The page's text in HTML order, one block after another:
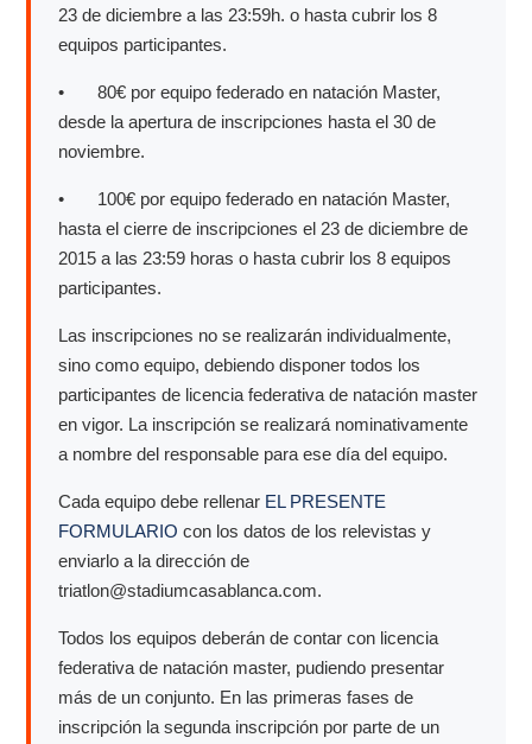
23 de diciembre a las 23:59h. o hasta cubrir los 8
equipos participantes.
• 80€ por equipo federado en natación Master,
desde la apertura de inscripciones hasta el 30 de
noviembre.
• 100€ por equipo federado en natación Master,
hasta el cierre de inscripciones el 23 de diciembre de
2015 a las 23:59 horas o hasta cubrir los 8 equipos
participantes.
Las inscripciones no se realizarán individualmente,
sino como equipo, debiendo disponer todos los
participantes de licencia federativa de natación master
en vigor. La inscripción se realizará nominativamente
a nombre del responsable para ese día del equipo.
Cada equipo debe rellenar EL PRESENTE
FORMULARIO con los datos de los relevistas y
enviarlo a la dirección de
triatlon@stadiumcasablanca.com.
Todos los equipos deberán de contar con licencia
federativa de natación master, pudiendo presentar
más de un conjunto. En las primeras fases de
inscripción la segunda inscripción por parte de un